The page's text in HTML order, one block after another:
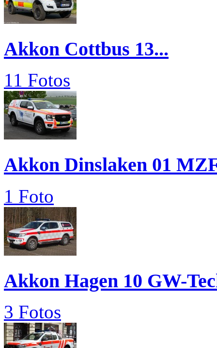
Akkon Cottbus 13...
11 Fotos
Akkon Dinslaken 01
1 Foto
Akkon Hagen 10 GW-
3 Fotos